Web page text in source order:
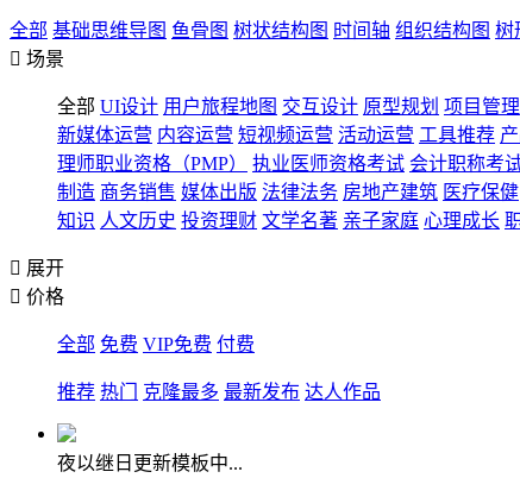
全部 基础思维导图 鱼骨图 树状结构图 时间轴 组织结构图 树
 场景
全部 UI设计 用户旅程地图 交互设计 原型规划 项目管理
新媒体运营 内容运营 短视频运营 活动运营 工具推荐
理师职业资格（PMP）
执业医师资格考试 会计职称考
制造 商务销售 媒体出版 法律法务 房地产建筑 医疗保健
知识 人文历史 投资理财 文学名著 亲子家庭 心理成长
 展开
 价格
全部 免费 VIP免费 付费
推荐 热门 克隆最多 最新发布 达人作品
夜以继日更新模板中...